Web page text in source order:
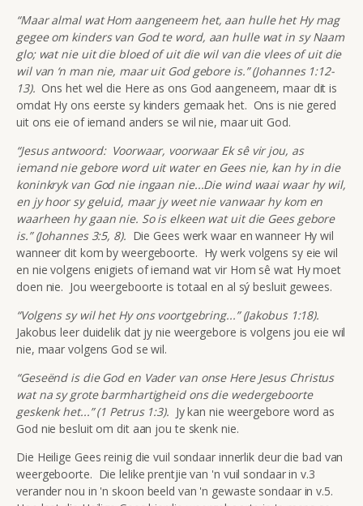
“Maar almal wat Hom aangeneem het, aan hulle het Hy mag
gegee om kinders van God te word, aan hulle wat in sy Naam
glo; wat nie uit die bloed of uit die wil van die vlees of uit die
wil van ‘n man nie, maar uit God gebore is.” (Johannes 1:12-
13). Ons het wel die Here as ons God aangeneem, maar dit is
omdat Hy ons eerste sy kinders gemaak het. Ons is nie gered
uit ons eie of iemand anders se wil nie, maar uit God.
“Jesus antwoord: Voorwaar, voorwaar Ek sê vir jou, as
iemand nie gebore word uit water en Gees nie, kan hy in die
koninkryk van God nie ingaan nie...Die wind waai waar hy wil,
en jy hoor sy geluid, maar jy weet nie vanwaar hy kom en
waarheen hy gaan nie. So is elkeen wat uit die Gees gebore
is.” (Johannes 3:5, 8). Die Gees werk waar en wanneer Hy wil
wanneer dit kom by weergeboorte. Hy werk volgens sy eie wil
en nie volgens enigiets of iemand wat vir Hom sê wat Hy moet
doen nie. Jou weergeboorte is totaal en al sý besluit gewees.
“Volgens sy wil het Hy ons voortgebring...” (Jakobus 1:18).
Jakobus leer duidelik dat jy nie weergebore is volgens jou eie wil
nie, maar volgens God se wil.
“Geseënd is die God en Vader van onse Here Jesus Christus
wat na sy grote barmhartigheid ons die wedergeboorte
geskenk het...” (1 Petrus 1:3). Jy kan nie weergebore word as
God nie besluit om dit aan jou te skenk nie.
Die Heilige Gees reinig die vuil sondaar innerlik deur die bad van
weergeboorte. Die lelike prentjie van 'n vuil sondaar in v.3
verander nou in 'n skoon beeld van 'n gewaste sondaar in v.5.